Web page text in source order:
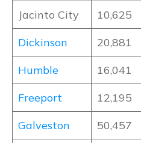
Jacinto City
10,625
Dickinson
20,881
Humble
16,041
Freeport
12,195
Galveston
50,457